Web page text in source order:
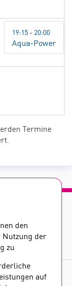
19:15 - 20:00
Aqua-Power
Termine
GmbH
den
Nutzung der
zu
auf